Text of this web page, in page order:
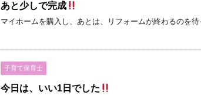
あと少しで完成
マイホームを購入し、あとは、リフォームが終わるのを待
子育て保育士
今日は、いい1日でした